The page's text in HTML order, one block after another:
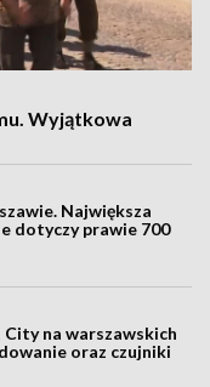
Wyjątkowa
Największa
dotyczy prawie 700
na warszawskich
oraz czujniki